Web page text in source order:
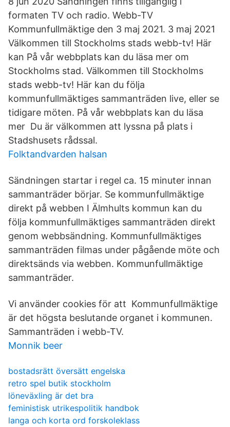
formaten TV och radio. Webb-TV
Kommunfullmäktige den 3 maj 2021. 3 maj 2021
Välkommen till Stockholms stads webb-tv! Här
kan På vår webbplats kan du läsa mer om
Stockholms stad. Välkommen till Stockholms
stads webb-tv! Här kan du följa
kommunfullmäktiges sammanträden live, eller se
tidigare möten. På vår webbplats kan du läsa
mer Du är välkommen att lyssna på plats i
Stadshusets rådssal.
Folktandvarden halsan
Sändningen startar i regel ca. 15 minuter innan
sammanträder börjar. Se kommunfullmäktige
direkt på webben I Älmhults kommun kan du
följa kommunfullmäktiges sammanträden direkt
genom webbsändning. Kommunfullmäktiges
sammanträden filmas under pågående möte och
direktsänds via webben. Kommunfullmäktige
sammanträder.
Vi använder cookies för att Kommunfullmäktige
är det högsta beslutande organet i kommunen.
Sammanträden i webb-TV.
Monnik beer
bostadsrätt översätt engelska
retro spel butik stockholm
löneväxling är det bra
feministisk utrikespolitik handbok
langa och korta ord forskoleklass